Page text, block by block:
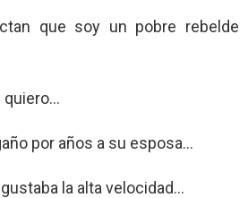
que soy un pobre rebelde
quiero…
por años a su esposa…
la alta velocidad…